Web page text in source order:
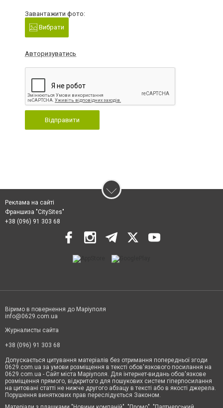
Завантажити фото:
Вибрати
Авторизуватись
Відправити
Реклама на сайті
Франшиза "CitySites"
+38 (096) 91 303 68
Віримо в повернення до Маріуполя
info@0629.com.ua
Журналисты сайта
+38 (096) 91 303 68
Допускається цитування матеріалів без отримання попередньої згоди
0629.com.ua за умови розміщення в тексті обов'язкового посилання на
0629.com.ua - Сайт міста Маріуполя. Для інтернет-видань обов'язкове
розміщення прямого, відкритого для пошукових систем гіперпосилання
на цитовані статті не нижче другого абзацу в тексті або в якості джерела.
Порушення виняткових прав переслідується Законом.